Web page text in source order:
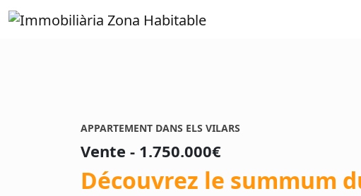
APPARTEMENT DANS ELS VILARS
Vente - 1.750.000€
Découvrez le summum